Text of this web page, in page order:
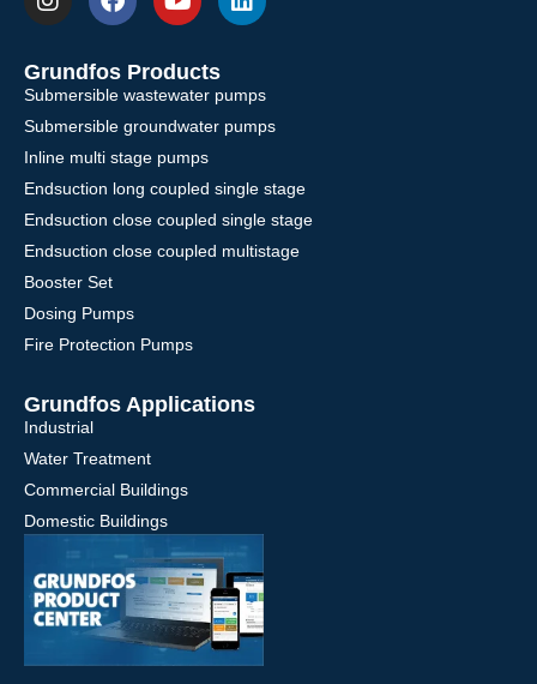
Grundfos Products
Submersible wastewater pumps
Submersible groundwater pumps
Inline multi stage pumps
Endsuction long coupled single stage
Endsuction close coupled single stage
Endsuction close coupled multistage
Booster Set
Dosing Pumps
Fire Protection Pumps
Grundfos Applications
Industrial
Water Treatment
Commercial Buildings
Domestic Buildings